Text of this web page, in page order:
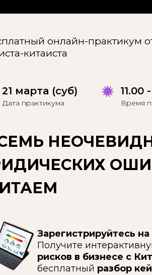
онлайн-практикум
китаиста
Время
11.00
Дата практикума
21 марта (суб)
Зарегистрируйтесь
Получите
рисков в бизнесе с
бесплатный разбор